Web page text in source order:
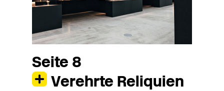
Seite 8
Verehrte Reliquien